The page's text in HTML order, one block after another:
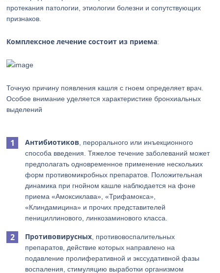
протекания патологии, этиологии болезни и сопутствующих
признаков.
Комплексное лечение состоит из приема:
Точную причину появления кашля с гноем определяет врач.
Особое внимание уделяется характеристике бронхиальных
выделений
Антибиотиков , перорального или инъекционного
способа введения. Тяжелое течение заболеваний может
предполагать одновременное применение нескольких
форм противомикробных препаратов. Положительная
динамика при гнойном кашле наблюдается на фоне
приема «Амоксиклава», «Трифамокса»,
«Клиндамицина» и прочих представителей
пенициллинового, линкозаминового класса.
Противовирусных , противовоспалительных
препаратов, действие которых направлено на
подавление пролиферативной и экссудативной фазы
воспаления, стимуляцию выработки организмом